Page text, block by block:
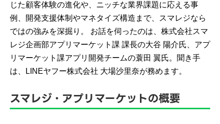
じた顧客体験の進化や、ニッチな業界課題に応える事
例、開発支援体制やマネタイズ構造まで、スマレジなら
ではの強みを深掘り。 お話を伺ったのは、株式会社スマ
レジ企画部アプリマーケット課 課長の大谷 陽介氏、アプ
リマーケット課アプリ開発チームの蓑田 翼氏。聞き手
は、LINEヤフー株式会社 大場沙里奈が務めます。
スマレジ・アプリマーケットの概要​